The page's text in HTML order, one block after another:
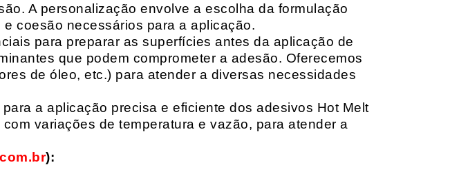
A personalização envolve a escolha da formulação
coesão necessários para a aplicação.
para preparar as superfícies antes da aplicação de
que podem comprometer a adesão. Oferecemos
de óleo, etc.) para atender a diversas necessidades
a aplicação precisa e eficiente dos adesivos Hot Melt
variações de temperatura e vazão, para atender a
):